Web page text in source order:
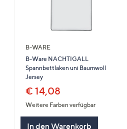
B-WARE
B-Ware NACHTIGALL
Spannbettlaken uni Baumwoll
Jersey
€ 14,08
Weitere Farben verfügbar
In den Warenkorb